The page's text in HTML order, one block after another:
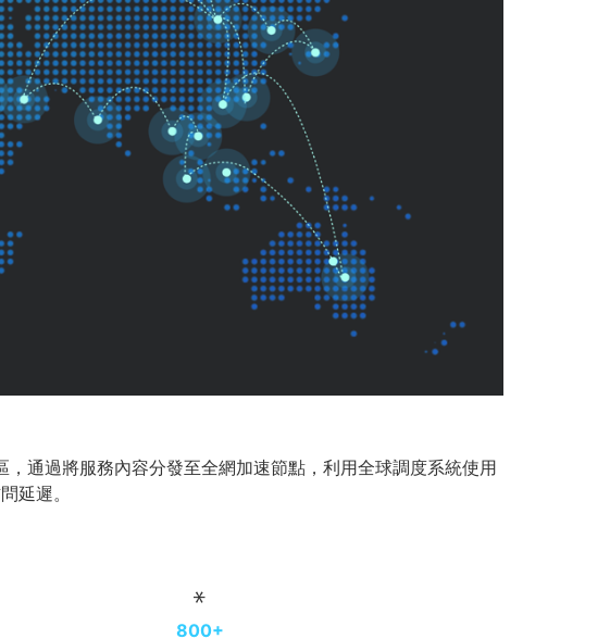
通過將服務內容分發至全網加速節點，利用全球調度系統使用
延遲。
800+